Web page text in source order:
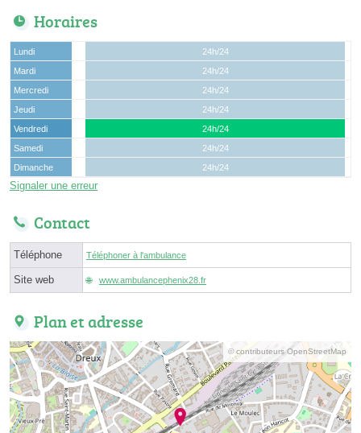
Horaires
Lundi
24h/24
Mardi
24h/24
Mercredi
24h/24
Jeudi
24h/24
Vendredi
24h/24
Samedi
24h/24
Dimanche
24h/24
Signaler une erreur
Contact
Téléphone Téléphoner à l'ambulance
Site web www.ambulancephenix28.fr
Plan et adresse
© contributeurs OpenStreetMap